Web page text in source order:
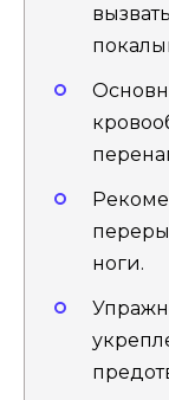
ноги.